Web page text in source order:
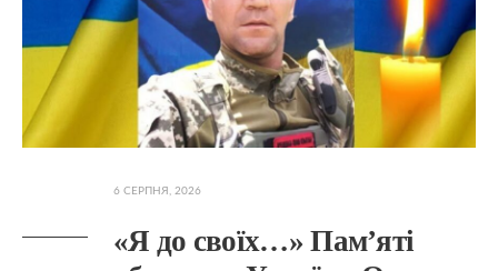
6 СЕРПНЯ, 2026
«Я до своїх…» Пам’яті